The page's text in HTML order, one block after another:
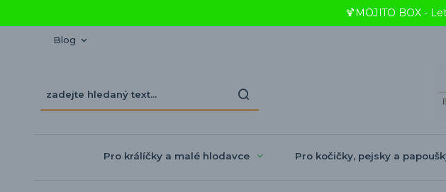
🍹MOJITO BOX -
Blog
Pro králíčky a malé hlodavce Pro kočičky, pejsky a